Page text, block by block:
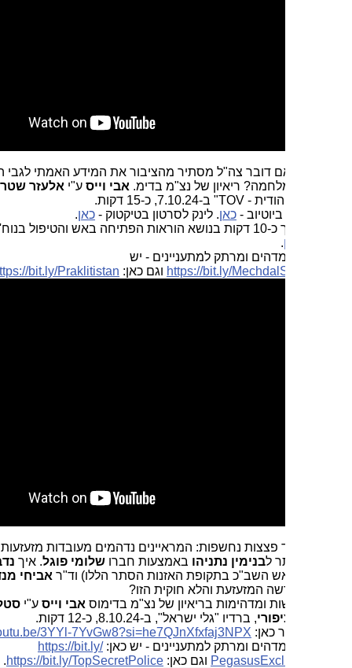
דובר צה"ל מסתיר מהציבור את המידע האמתי לגבי היקף
ריאיון של נצ"מ בדימ.אבי וייסע"י אלעזר שטרוםבתכנית
. לינק לסרטון בטיקטוק -כאן.
שידור המשך כ-10 דקות בנושא הוראות הפתיחה באש והטיפול בנוח'בות
ומרתק למתעניינים - יש
https://bit.ly/וגם כאן:https://bit.ly/Praklitistan
.
פצצות נחשפות: המראיינים נדהמים מעובדות מזעזעות לגבי
בנימין נתניהובאמצעות חברושלומי פוגל . איךנדב ארגמן
השב"כ בתקופת האזנות הסתר הללו) וד"ראביחי מנדלבליט
המזעזעת והלא חוקית הזו?
ומדהימות בריאיון של נצ"מ בדימוסאבי וייסע"י סטלה קורין
, ברדיו "גלי ישראל", ב-8.10.24, כ-12 דקות.
https://youtu.be/3YYl-7YvGw8?si=he7QJnXfxfaj3NPX
.
ומרתק למתעניינים - יש כאן:https://bit.ly/
וגם כאן:https://bit.ly/TopSecretPolice
.